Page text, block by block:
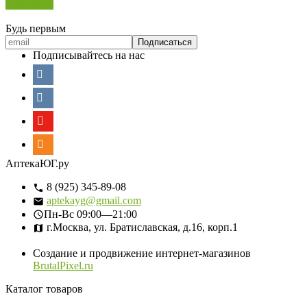
Будь первым
Подписывайтесь на нас
АптекаЮГ.ру
8 (925) 345-89-08
aptekayg@gmail.com
Пн-Вс 09:00—21:00
г.Москва, ул. Братиславская, д.16, корп.1
Создание и продвижение интернет-магазинов
BrutalPixel.ru
Каталог товаров